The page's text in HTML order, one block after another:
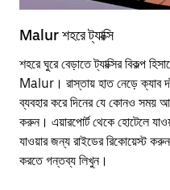
Malur শহরে ট্যাক্সি
শহরে ঘুরে বেড়াতে ট্যাক্সির বিকল্প
Malur। রাস্তায় হাত নেড়ে ক্যাব
ব্যবহার করে দিনের যে কোনও সময়
করুন। এয়ারপোর্ট থেকে হোটেলে
যাওয়ার জন্য রাইডের রিকোয়েস্ট
করতে গন্তব্য লিখুন।